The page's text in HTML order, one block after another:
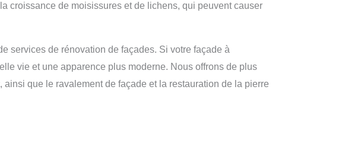
croissance de moisissures et de lichens, qui peuvent causer
services de rénovation de façades. Si votre façade à
vie et une apparence plus moderne. Nous offrons de plus
que le ravalement de façade et la restauration de la pierre